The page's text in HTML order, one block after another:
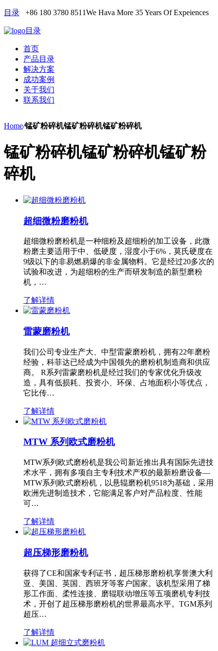
目录 +86 180 3780 8511We Hava More 35 Years Of Expeiences
目录
首页
产品目录
解决方案
成功案例
关于我们
联系我们
Home/锰矿粉碎机锰矿粉碎机锰矿粉碎机
锰矿粉碎机锰矿粉碎机锰矿粉
碎机
超细微粉磨粉机
超细微粉磨粉机是一种细粉及超细粉的加工设备，此微
粉磨主要适用于中、低硬度，湿度小于6%，莫氏硬度在
9级以下的非易燃易爆的非金属物料。它是经过20多次的
试验和改进，为超细粉的生产而研发制造的新型磨粉
机，…
了解详情
雷蒙磨粉机
我们公司专业生产大、中型雷蒙磨粉机，拥有22年磨粉
经验，科菲达已经成为中国领先的磨粉机制造商和供应
商。 R系列雷蒙磨粉机是经过我们的专家优化升级改
造，具有低损耗、投资小、环保、占地面积小等优点，
它比传…
了解详情
MTW 系列欧式磨粉机
MTW系列欧式磨粉机是我公司新近推出具有国际先进技
术水平，拥有多项自主专利技术产权的最新粉磨设备—
MTW系列欧式磨粉机，以悬辊磨粉机9518为基础，采用
欧洲先进制造技术，它能满足客户对产品粒度、性能
可…
了解详情
超压梯形磨粉机
获得了CE和国家专利证书，超压梯形磨粉机享誉澳大利
亚、美国、英国、西班牙等客户国家。该机型采用了梯
形工作面、柔性连接、磨辊联动增压等五项磨机专利技
术，开创了超压梯形磨粉机的世界最高水平。TGM系列
超压…
了解详情